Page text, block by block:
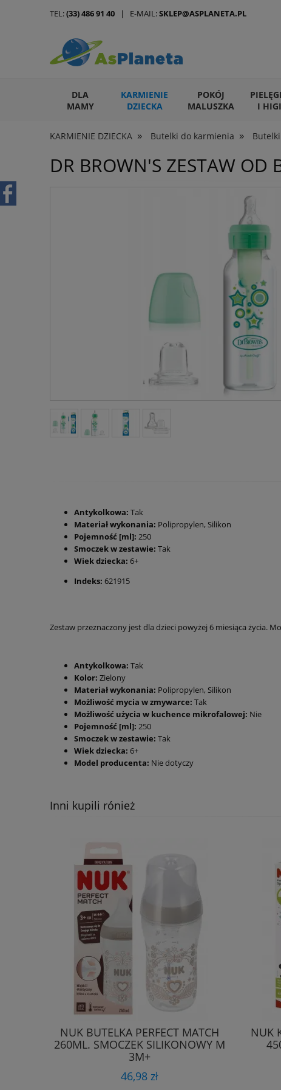
DLA
MAMY
KARMIENIE
DZIECKA
POKÓJ
MALUSZKA
I
ARTYKUŁY DLA ZWIERZĄT
KARMIENIE DZIECKA » Butelki do karmienia » Butelki
TEL:(33) 486 91 40 | E-MAIL:SKLEP@ASPLANETA.PL
DR BROWN'S ZESTAW OD
Antykolkowa: Tak
Materiał wykonania: Polipropylen, Silikon
Pojemność [ml]: 250
Smoczek w zestawie: Tak
Wiek dziecka: 6+
Indeks: 621915
Zestaw przeznaczony jest dla dzieci powyżej 6 miesiąca życia.
Antykolkowa: Tak
Kolor: Zielony
Materiał wykonania: Polipropylen, Silikon
Możliwość mycia w zmywarce: Tak
Możliwość użycia w kuchence mikrofalowej: Nie
Pojemność [ml]: 250
Smoczek w zestawie: Tak
Wiek dziecka: 6+
Model producenta: Nie dotyczy
Inni kupili rónież
NUK BUTELKA PERFECT MATCH
260ML. SMOCZEK SILIKONOWY M
3M+
46,98 zł
NUK